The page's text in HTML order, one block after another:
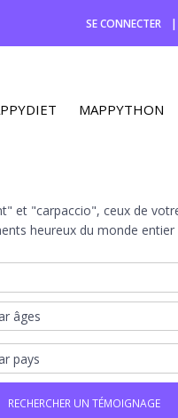
SE CONNECTER |
MAPPYTHON
"carpaccio", ceux de
heureux du monde